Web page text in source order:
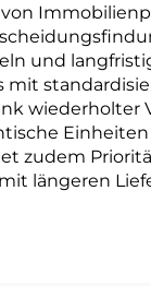
und
wiederholter
zudem
längeren